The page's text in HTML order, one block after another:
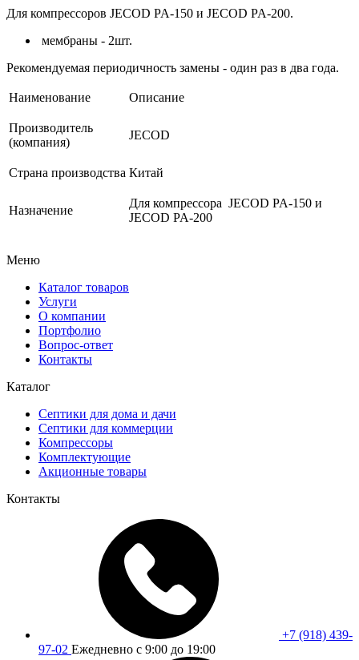
Для компрессоров JECOD PA-150 и JECOD PA-200.
мембраны - 2шт.
Рекомендуемая периодичность замены - один раз в два года.
Наименование Описание
Производитель
(компания)
JECOD
Страна производства Китай
Назначение
Для компрессора JECOD PA-150 и
JECOD PA-200
Меню
Каталог товаров
Услуги
О компании
Портфолио
Вопрос-ответ
Контакты
Каталог
Септики для дома и дачи
Септики для коммерции
Компрессоры
Комплектующие
Акционные товары
Контакты
+7 (918) 439-
97-02 Ежедневно с 9:00 до 19:00